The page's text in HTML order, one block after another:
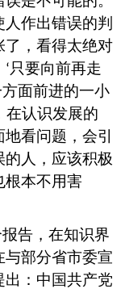
作出错误的判
了，看得太绝对
‘ 只要向前再走
面前进的一小
在认识发展的
看问题，会引
人，应该积极
根本不用害
告，在知识界
与部分省市委宣
：中国共产党